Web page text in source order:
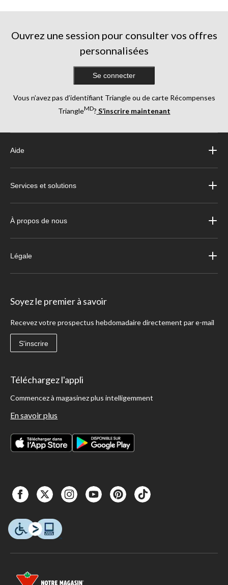
Ouvrez une session pour consulter vos offres
personnalisées
Se connecter
Vous n’avez pas d’identifiant Triangle ou de carte Récompenses
TriangleMD? S’inscrire maintenant
Aide
Services et solutions
À propos de nous
Légale
Soyez le premier à savoir
Recevez votre prospectus hebdomadaire directement par e-mail
S'inscrire
Téléchargez l'appli
Commencez à magasinez plus intelligemment
En savoir plus